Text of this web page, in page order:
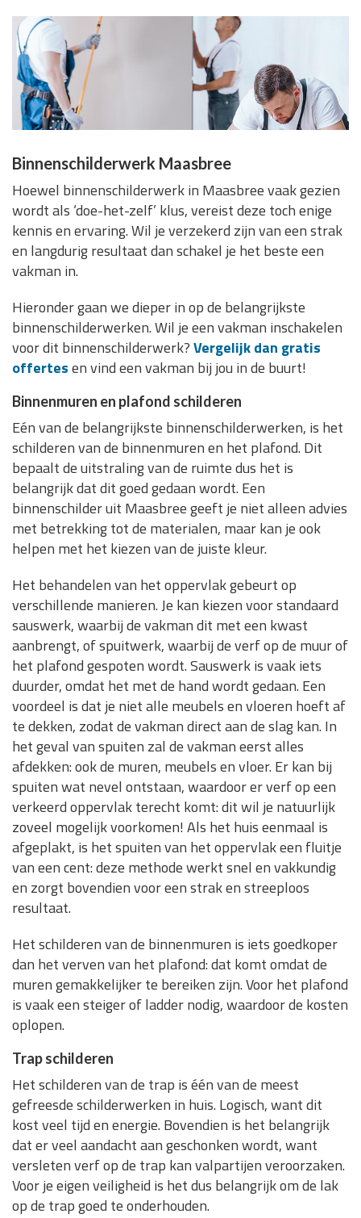
Binnenschilderwerk Maasbree
Hoewel binnenschilderwerk in Maasbree vaak gezien
wordt als ‘doe-het-zelf’ klus, vereist deze toch enige
kennis en ervaring. Wil je verzekerd zijn van een strak
en langdurig resultaat dan schakel je het beste een
vakman in.
Hieronder gaan we dieper in op de belangrijkste
binnenschilderwerken. Wil je een vakman inschakelen
voor dit binnenschilderwerk?Vergelijk dan gratis
offertesen vind een vakman bij jou in de buurt!
Binnenmuren en plafond schilderen
Eén van de belangrijkste binnenschilderwerken, is het
schilderen van de binnenmuren en het plafond. Dit
bepaalt de uitstraling van de ruimte dus het is
belangrijk dat dit goed gedaan wordt. Een
binnenschilder uit Maasbree geeft je niet alleen advies
met betrekking tot de materialen, maar kan je ook
helpen met het kiezen van de juiste kleur.
Het behandelen van het oppervlak gebeurt op
verschillende manieren. Je kan kiezen voor standaard
sauswerk, waarbij de vakman dit met een kwast
aanbrengt, of spuitwerk, waarbij de verf op de muur of
het plafond gespoten wordt. Sauswerk is vaak iets
duurder, omdat het met de hand wordt gedaan. Een
voordeel is dat je niet alle meubels en vloeren hoeft af
te dekken, zodat de vakman direct aan de slag kan. In
het geval van spuiten zal de vakman eerst alles
afdekken: ook de muren, meubels en vloer. Er kan bij
spuiten wat nevel ontstaan, waardoor er verf op een
verkeerd oppervlak terecht komt: dit wil je natuurlijk
zoveel mogelijk voorkomen! Als het huis eenmaal is
afgeplakt, is het spuiten van het oppervlak een fluitje
van een cent: deze methode werkt snel en vakkundig
en zorgt bovendien voor een strak en streeploos
resultaat.
Het schilderen van de binnenmuren is iets goedkoper
dan het verven van het plafond: dat komt omdat de
muren gemakkelijker te bereiken zijn. Voor het plafond
is vaak een steiger of ladder nodig, waardoor de kosten
oplopen.
Trap schilderen
Het schilderen van de trap is één van de meest
gefreesde schilderwerken in huis. Logisch, want dit
kost veel tijd en energie. Bovendien is het belangrijk
dat er veel aandacht aan geschonken wordt, want
versleten verf op de trap kan valpartijen veroorzaken.
Voor je eigen veiligheid is het dus belangrijk om de lak
op de trap goed te onderhouden.